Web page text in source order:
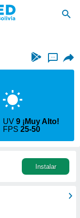
...
UV9 ¡Muy Alto!
FPS25-50
Instalar